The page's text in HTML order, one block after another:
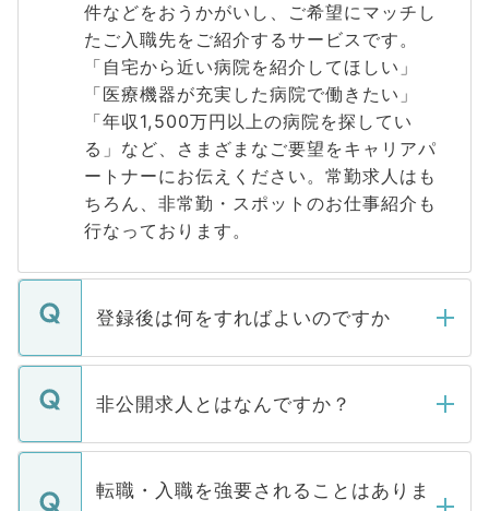
件などをおうかがいし、ご希望にマッチし
たご入職先をご紹介するサービスです。
「自宅から近い病院を紹介してほしい」
「医療機器が充実した病院で働きたい」
「年収1,500万円以上の病院を探してい
る」など、さまざまなご要望をキャリアパ
ートナーにお伝えください。常勤求人はも
ちろん、非常勤・スポットのお仕事紹介も
行なっております。
登録後は何をすればよいのですか
ご登録いただきましたら、弊社担当者がご
登録内容を確認し、その後メールもしくは
ます。通常、5営業日以内にはご連絡をせて
いただきますので、しばらくお待ちくださ
非公開求人とはなんですか？
マイナビDOCTORで取り扱っている求人の
うち約3割は、Webサイトからご覧いただ
転職・入職を強要されることはありま